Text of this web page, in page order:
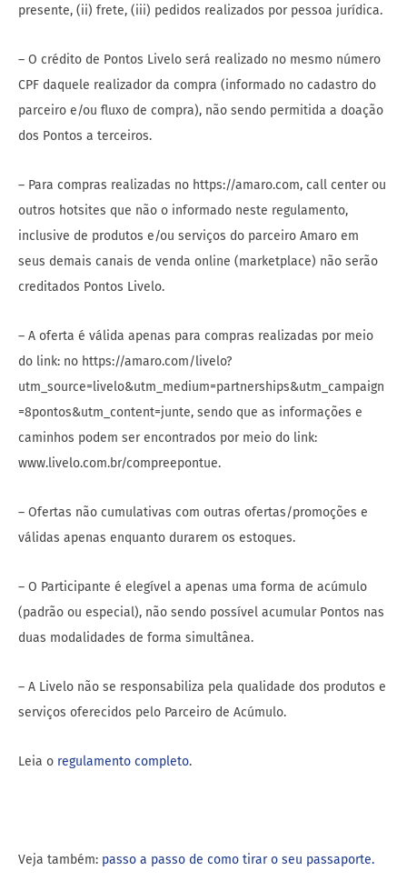
presente, (ii) frete, (iii) pedidos realizados por pessoa jurídica.
– O crédito de Pontos Livelo será realizado no mesmo número
CPF daquele realizador da compra (informado no cadastro do
parceiro e/ou fluxo de compra), não sendo permitida a doação
dos Pontos a terceiros.
– Para compras realizadas no https://amaro.com, call center ou
outros hotsites que não o informado neste regulamento,
inclusive de produtos e/ou serviços do parceiro Amaro em
seus demais canais de venda online (marketplace) não serão
creditados Pontos Livelo.
– A oferta é válida apenas para compras realizadas por meio
do link: no https://amaro.com/livelo?
utm_source=livelo&utm_medium=partnerships&utm_campaign
=8pontos&utm_content=junte, sendo que as informações e
caminhos podem ser encontrados por meio do link:
www.livelo.com.br/compreepontue.
– Ofertas não cumulativas com outras ofertas/promoções e
válidas apenas enquanto durarem os estoques.
– O Participante é elegível a apenas uma forma de acúmulo
(padrão ou especial), não sendo possível acumular Pontos nas
duas modalidades de forma simultânea.
– A Livelo não se responsabiliza pela qualidade dos produtos e
serviços oferecidos pelo Parceiro de Acúmulo.
Leia o regulamento completo.
Veja também: passo a passo de como tirar o seu passaporte.